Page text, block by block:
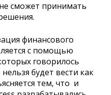
сможет принимать
финансового
с помощью
говорилось
будет вести как
тем, что и